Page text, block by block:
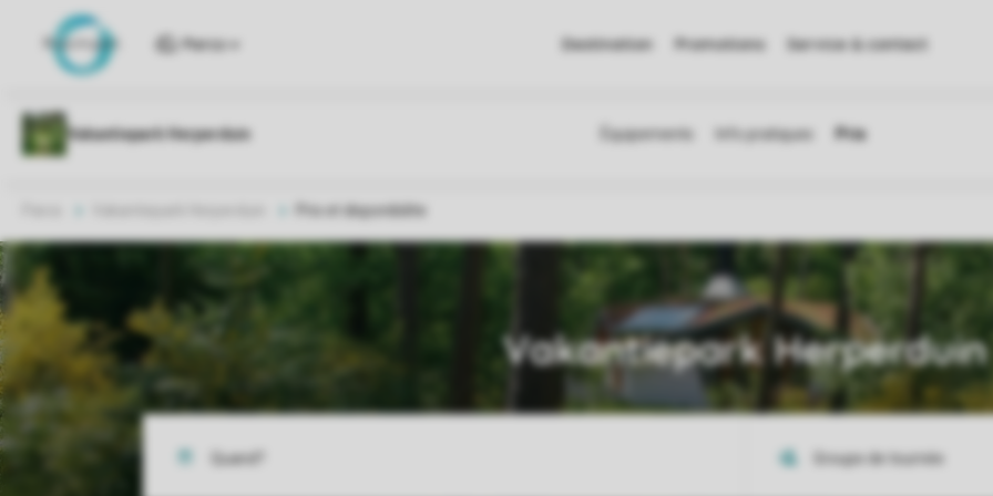
Parcs Destination Promotions Service & contact
Prix et disponibilite